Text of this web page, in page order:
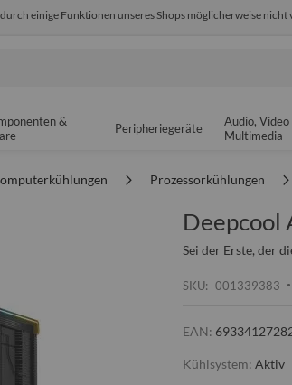
einige Funktionen unseres Shops möglicherweise
&
Peripheriegeräte
Audio, Video
Multimedia
Prozessorkühlungen
Deepcool
SKU 001339383
Sei der Erste, der
EAN:
Kühlsystem: Aktiv